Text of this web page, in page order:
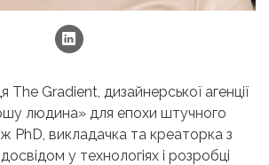
The Gradient, дизайнерської агенції
людина» для епохи штучного
PhD, викладачка та креаторка з
у технологіях і розробці